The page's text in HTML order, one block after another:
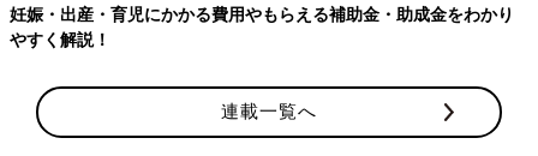
妊娠・出産・育児にかかる費用やもらえる補助金・助成金をわかり
やすく解説！
連載一覧へ